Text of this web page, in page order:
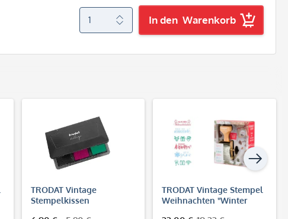
In den Warenkorb
TRODAT Vintage
Stempelkissen
TRODAT Vintage Stempel
Weihnachten "Winter